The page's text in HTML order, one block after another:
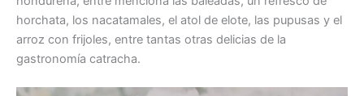
horchata, los nacatamales, el atol de elote, las pupusas y el
arroz con frijoles, entre tantas otras delicias de la
gastronomía catracha.